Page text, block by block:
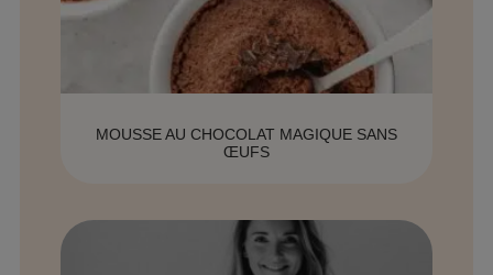
MOUSSE AU CHOCOLAT MAGIQUE SANS
ŒUFS